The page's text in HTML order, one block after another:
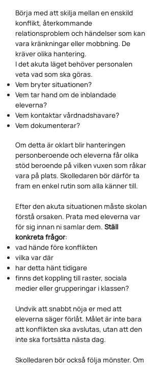
Börja med att skilja mellan en enskild
konflikt, återkommande
relationsproblem och händelser som kan
vara kränkningar eller mobbning. De
kräver olika hantering.
I det akuta läget behöver personalen
veta vad som ska göras.
Vem bryter situationen?
Vem tar hand om de inblandade
eleverna?
Vem kontaktar vårdnadshavare?
Vem dokumenterar?
Om detta är oklart blir hanteringen
personberoende och eleverna får olika
stöd beroende på vilken vuxen som råkar
vara på plats. Skolledaren bör därför ta
fram en enkel rutin som alla känner till.
Efter den akuta situationen måste skolan
förstå orsaken. Prata med eleverna var
för sig innan ni samlar dem. Ställ
konkreta frågor:
vad hände före konflikten
vilka var där
har detta hänt tidigare
finns det koppling till raster, sociala
medier eller grupperingar i klassen?
Undvik att snabbt nöja er med att
eleverna säger förlåt. Målet är inte bara
att konflikten ska avslutas, utan att den
inte ska fortsätta nästa dag.
Skolledaren bör också följa mönster. Om